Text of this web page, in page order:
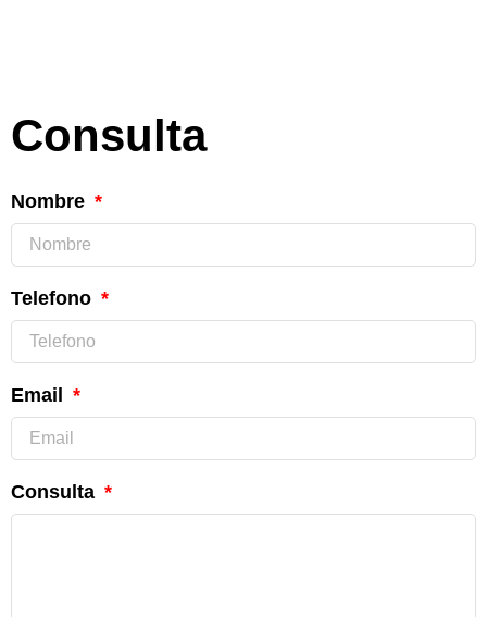
Consulta
Nombre
Telefono
Email
Consulta